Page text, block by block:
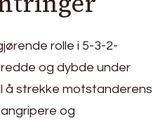
rolle i 5-3-2-
og dybde under
å strekke motstanderens
og